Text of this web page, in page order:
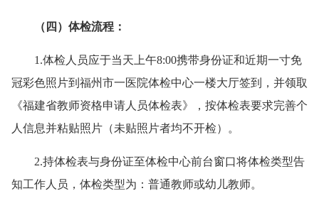
（ 四） 体检流程：
1.体检人员应于当天上午8:00携带身份证和近期一寸免
冠彩色照片到福州市一医院体检中心一楼大厅签到，并领取
《福建省教师资格申请人员体检表》，按体检表要求完善个
人信息并粘贴照片（未贴照片者均不开检）。
2.持体检表与身份证至体检中心前台窗口将体检类型告
知工作人员，体检类型为：普通教师或幼儿教师。